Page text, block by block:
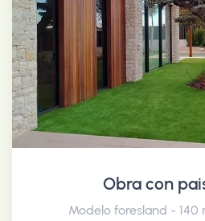
Obra con
Modelo foresland - 140